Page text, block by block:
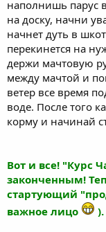
наполнишь парус
на доску, начни
начнет дуть в
перекинется на
держи мачтовую
между мачтой и
ветер все время
воде. После того
корму и начинай
Вот и все! "Курс
законченным!
стартующий
важное лицо